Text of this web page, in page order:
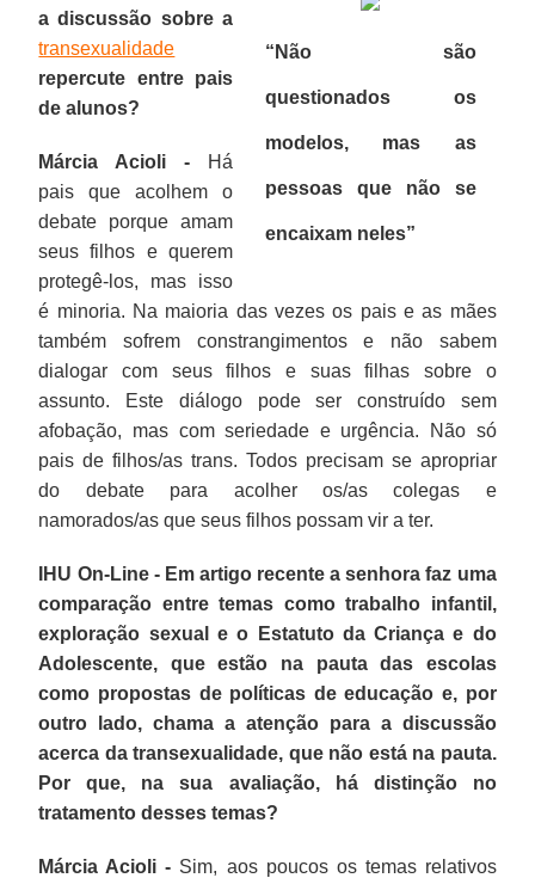
“Não são
questionados os
modelos, mas as
pessoas que não se
encaixam neles”
a discussão sobre a
transexualidade
repercute entre pais
de alunos?
Márcia Acioli -Há
pais que acolhem o
debate porque amam
seus filhos e querem
protegê-los, mas isso
é minoria. Na maioria das vezes os pais e as mães
também sofrem constrangimentos e não sabem
dialogar com seus filhos e suas filhas sobre o
assunto. Este diálogo pode ser construído sem
afobação, mas com seriedade e urgência. Não só
pais de filhos/as trans. Todos precisam se apropriar
do debate para acolher os/as colegas e
namorados/as que seus filhos possam vir a ter.
IHU On-Line - Em artigo recente a senhora faz uma
comparação entre temas como trabalho infantil,
exploração sexual e o Estatuto da Criança e do
Adolescente, que estão na pauta das escolas
como propostas de políticas de educação e, por
outro lado, chama a atenção para a discussão
acerca da transexualidade, que não está na pauta.
Por que, na sua avaliação, há distinção no
tratamento desses temas?
Márcia Acioli - Sim, aos poucos os temas relativos